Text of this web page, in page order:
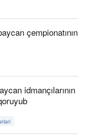
çempionatının
idmançılarının